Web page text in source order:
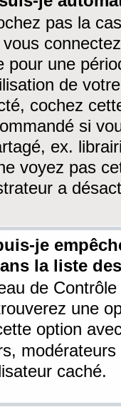
pas la
pour une
de
cochez
si
ex.
voyez pas
a
je
la liste
de
une
option
caché.